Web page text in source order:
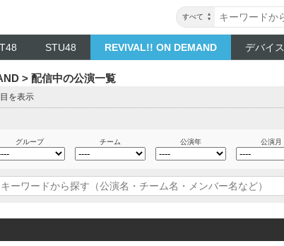
すべて
STU48 REVIVAL!! ON DEMAND デバイス
> 配信中の公演一覧
を表示
グループ チーム 公演年 公演月